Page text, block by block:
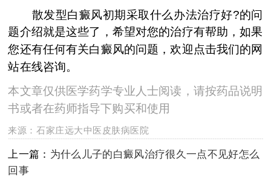
散发型白癜风初期采取什么办法治疗好?的问
题介绍就是这些了，希望对您的治疗有帮助，如果
您还有任何有关白癜风的问题，欢迎点击我们的网
站在线咨询。
本文章仅供医学药学专业人士阅读，请按药品说明
书或者在药师指导下购买和使用
来源：石家庄远大中医皮肤病医院
上一篇： 为什么儿子的白癜风治疗很久一点不见好怎么
回事